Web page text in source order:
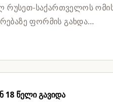
რუსეთ-საქართველოს
ფორმის გახდა
18 წელი გავიდა